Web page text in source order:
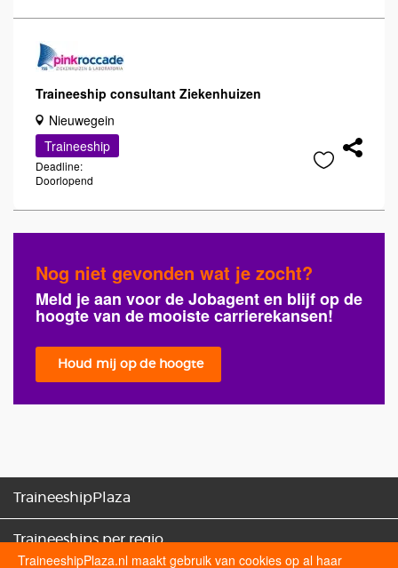
Traineeship consultant Ziekenhuizen
Nieuwegein
Traineeship
Deadline:
Doorlopend
Nog niet gevonden wat je zocht?
Meld je aan voor de Jobagent en blijf op de
hoogte van de mooiste carrierekansen!
Houd mij op de hoogte
TraineeshipPlaza
Traineeships per regio
TraineeshipPlaza.nl maakt gebruik van cookies op al haar